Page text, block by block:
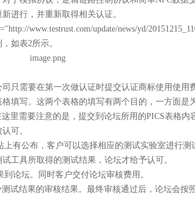
进行，并重新取得相关认证。
www.testrust.com/update/news/yd/
如表2所示。
只需要在第一次做认证时提交认证商标使用使用
填写。这两个表格的填写有两个目的，一方面是
里需要注意的是，提交到论坛所用的PICS表格内
可。
有公布，客户可以选择相应的测试实验室进行
工具所取得的测试结果，论坛才给予认可。
论坛。同时客户交付论坛审核费用。
试结果的审核结果。最终审核通过后，论坛会按